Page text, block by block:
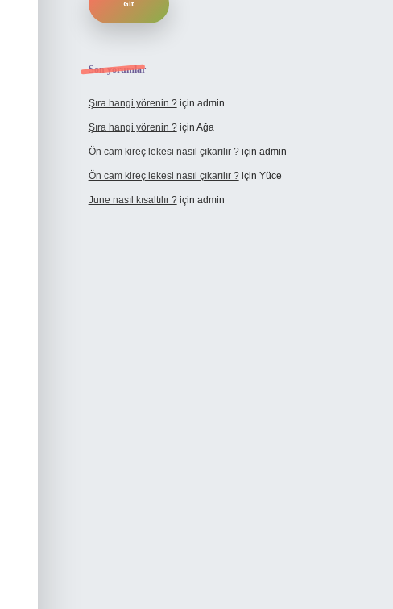
Son yorumlar
Şıra hangi yörenin ?için admin
Şıra hangi yörenin ?için Ağa
Ön cam kireç lekesi nasıl çıkarılır ?için admin
Ön cam kireç lekesi nasıl çıkarılır ?için Yüce
June nasıl kısaltılır ?için admin